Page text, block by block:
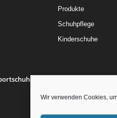
Wir verwenden Cookies,
Produkte
Schuhpflege
Kinderschuhe